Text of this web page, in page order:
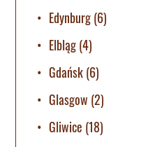
Edynburg(6)
Elbląg(4)
Gdańsk(6)
Glasgow (2)
Gliwice (18)